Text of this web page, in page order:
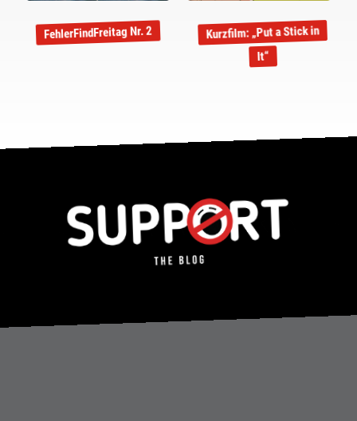
FehlerFindFreitag Nr. 2 Kurzfilm: „Put a Stick in
It“